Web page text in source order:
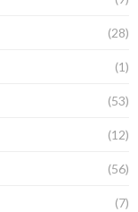
(28)
(1)
(53)
(12)
(56)
(7)